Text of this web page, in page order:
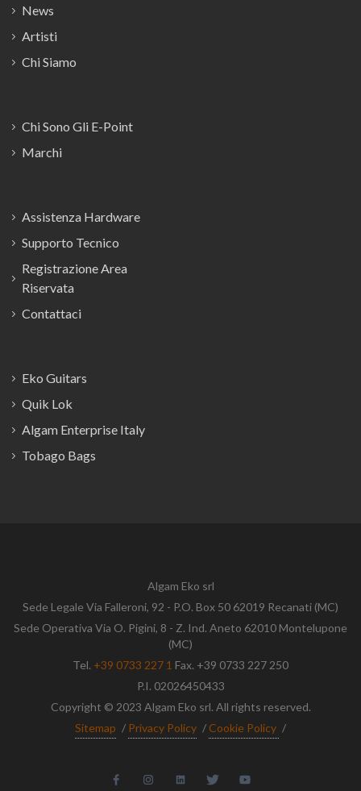
News
Artisti
Chi Siamo
Chi Sono Gli E-Point
Marchi
Assistenza Hardware
Supporto Tecnico
Registrazione Area
Riservata
Contattaci
Eko Guitars
Quik Lok
Algam Enterprise Italy
Tobago Bags
Algam Eko srl
Sede Legale Via Falleroni, 92 - P.O. Box 50 62019 Recanati (MC)
Sede Operativa Via O. Pigini, 8 - Z. Ind. Aneto 62010 Montelupone
(MC)
Tel. +39 0733 227 1 Fax. +39 0733 227 250
P.I. 02026450433
Copyright © 2023 Algam Eko srl. All rights reserved.
Sitemap / Privacy Policy / Cookie Policy /